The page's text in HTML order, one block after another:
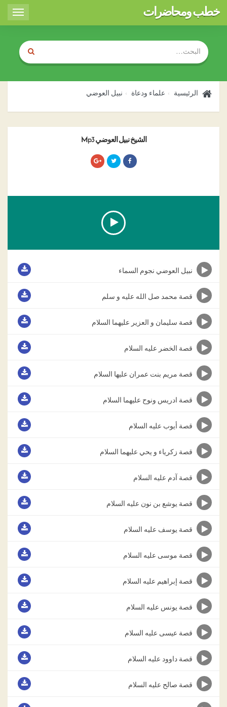
Toggle
خطب ومحاضرات
الرئيسية علماء ودعاة نبيل العوضي
الشيخ نبيل العوضي Mp3
نبيل العوضي نجوم السماء
قصة محمد صل الله عليه و سلم
قصة سليمان و العزير عليهما السلام
قصة الخضر عليه السلام
قصة مريم بنت عمران عليها السلام
قصة ادريس ونوح عليهما السلام
قصة أيوب عليه السلام
قصة زكرياء و يحي عليهما السلام
قصة آدم عليه السلام
قصة يوشع بن نون عليه السلام
قصة يوسف عليه السلام
قصة موسى عليه السلام
قصة إبراهيم عليه السلام
قصة يونس عليه السلام
قصة عيسى عليه السلام
قصة داوود عليه السلام
قصة صالح عليه السلام